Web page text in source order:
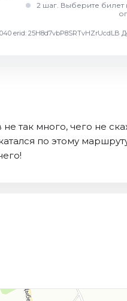
2 шаг. Выберите
erid: 25H8d7vbP8SRTvHZrUcdLB
не так много, чего не
по этому